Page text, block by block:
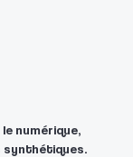
numérique,
synthétiques.